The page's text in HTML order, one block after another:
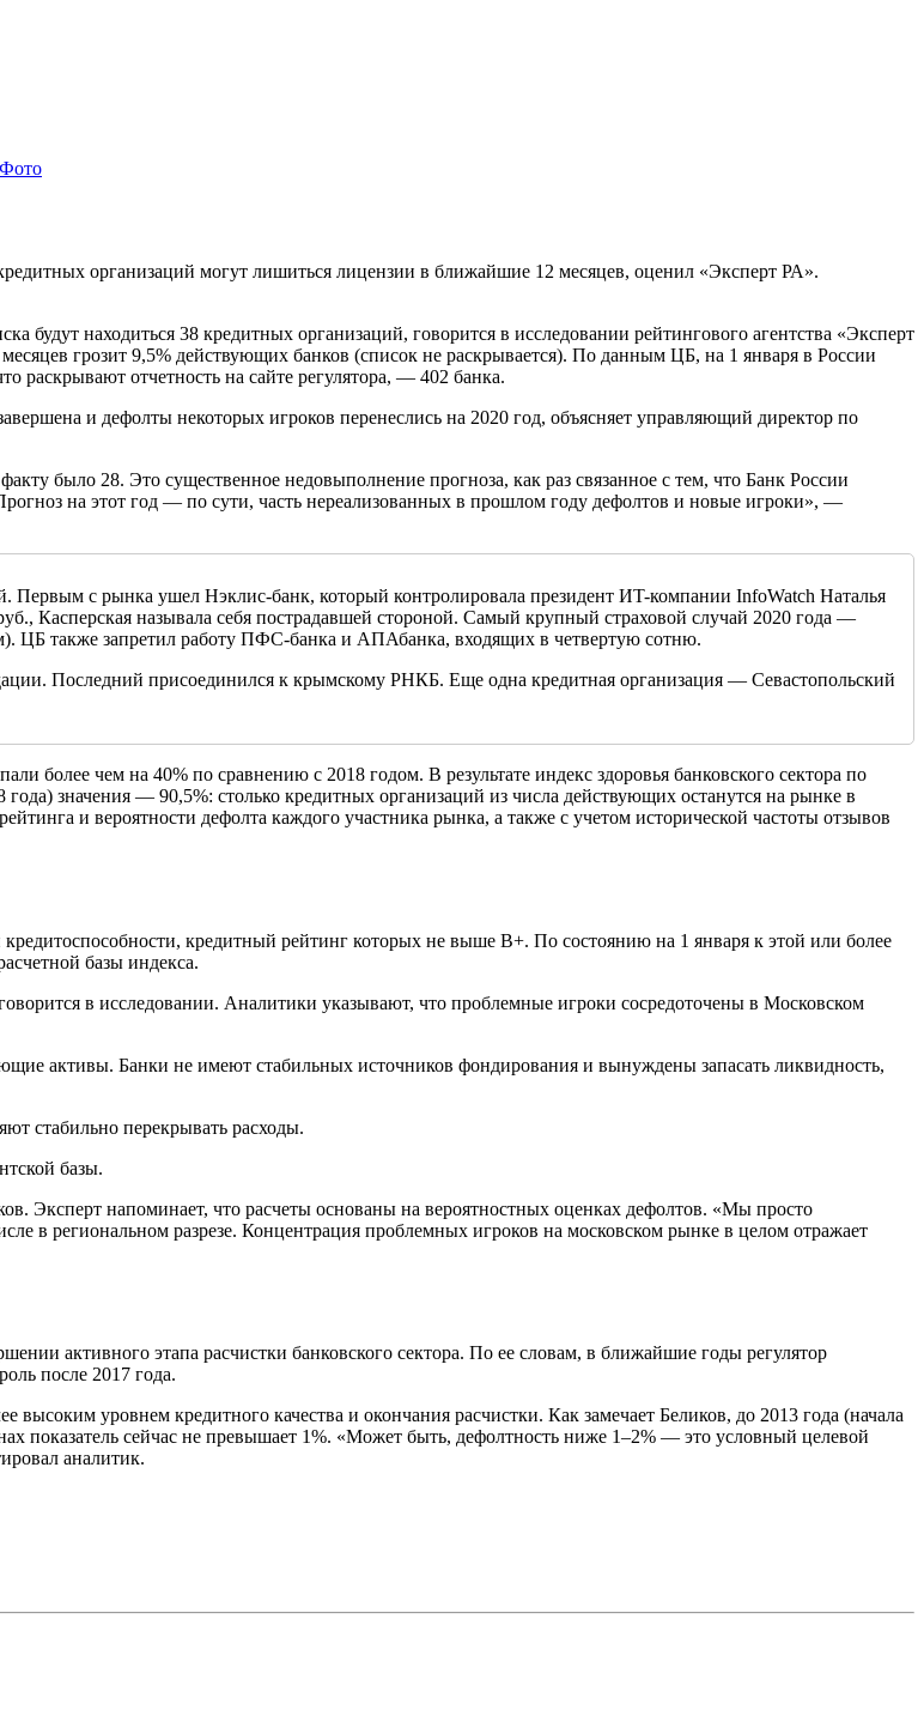
Фото
организаций могут лишиться лицензии в ближайшие 12 месяцев, оценил «Эксперт РА».
будут находиться 38 кредитных организаций, говорится в исследовании рейтингового агентства «Эксперт
грозит 9,5% действующих банков (список не раскрывается). По данным ЦБ, на 1 января в России
раскрывают отчетность на сайте регулятора, — 402 банка.
и дефолты некоторых игроков перенеслись на 2020 год, объясняет управляющий директор по
было 28. Это существенное недовыполнение прогноза, как раз связанное с тем, что Банк России
на этот год — по сути, часть нереализованных в прошлом году дефолтов и новые игроки», —
Первым с рынка ушел Нэклис-банк, который контролировала президент ИT-компании InfoWatch Наталья
Касперская называла себя пострадавшей стороной. Самый крупный страховой случай 2020 года —
ЦБ также запретил работу ПФС-банка и АПАбанка, входящих в четвертую сотню.
Последний присоединился к крымскому РНКБ. Еще одна кредитная организация — Севастопольский
более чем на 40% по сравнению с 2018 годом. В результате индекс здоровья банковского сектора по
года) значения — 90,5%: столько кредитных организаций из числа действующих останутся на рынке в
и вероятности дефолта каждого участника рынка, а также с учетом исторической частоты отзывов
кредитный рейтинг которых не выше В+. По состоянию на 1 января к этой или более
базы индекса.
в исследовании. Аналитики указывают, что проблемные игроки сосредоточены в Московском
активы. Банки не имеют стабильных источников фондирования и вынуждены запасать ликвидность,
стабильно перекрывать расходы.
базы.
Эксперт напоминает, что расчеты основаны на вероятностных оценках дефолтов. «Мы просто
в региональном разрезе. Концентрация проблемных игроков на московском рынке в целом отражает
активного этапа расчистки банковского сектора. По ее словам, в ближайшие годы регулятор
после 2017 года.
уровнем кредитного качества и окончания расчистки. Как замечает Беликов, до 2013 года (начала
показатель сейчас не превышает 1%. «Может быть, дефолтность ниже 1–2% — это условный целевой
аналитик.